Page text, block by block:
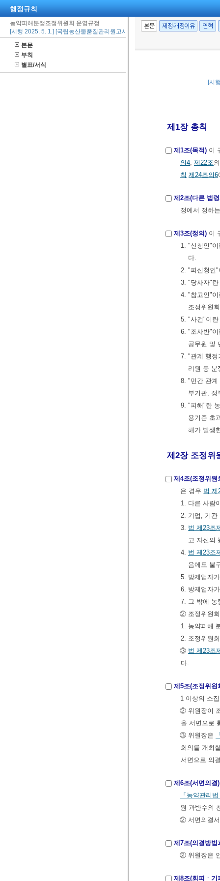
행정규칙
농약피해분쟁조정위원회 운영규정
[시행 2025. 5. 1.] [국립농산물품질관리원고시 제2025-5호, 2025. 5. 1., 일부개정]
본문
부칙
별표/서식
본문 제정·개정이유 연혁
[시
제1장 총칙
제1조(목적) 이
의4, 제22조
칙 제24조의6
제2조(다른 법
정에서 정하
제3조(정의) 이
1. "신청인"
다.
2. "피신청인
3. "당사자"
4. "참고인"
조정위원
5. "사건"이
6. "조사반"
공무원 및
7. "관계 행정
리원 등 분
8. "민간 관계
부기관, 정
9. "피해"란
용기준 초
해가 발생
제2장 조정위
제4조(조정위원
은 경우 법 제
1. 다른 사람
2. 기업, 기관
3. 법 제23조
고 자신의
4. 법 제23조
음에도 불
5. 방제업자
6. 방제업자
7. 그 밖에 농
② 조정위원
1. 농약피해
2. 조정위원
③ 법 제23조
다.
제5조(조정위원
1 이상의 소
② 위원장이
을 서면으로
③ 위원장은
회의를 개최
서면으로 의
제6조(서면의결)
「농약관리
원 과반수의
② 서면의결
제7조(의결방법
② 위원장은
제8조(회피ㆍ기